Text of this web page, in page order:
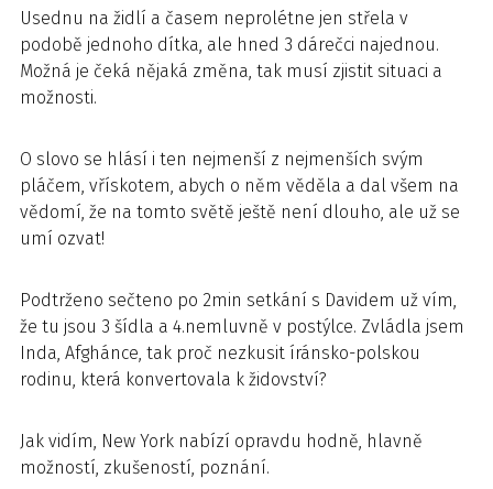
Usednu na židlí a časem neprolétne jen střela v
podobě jednoho dítka, ale hned 3 dárečci najednou.
Možná je čeká nějaká změna, tak musí zjistit situaci a
možnosti.
O slovo se hlásí i ten nejmenší z nejmenších svým
pláčem, vřískotem, abych o něm věděla a dal všem na
vědomí, že na tomto světě ještě není dlouho, ale už se
umí ozvat!
Podtrženo sečteno po 2min setkání s Davidem už vím,
že tu jsou 3 šídla a 4.nemluvně v postýlce. Zvládla jsem
Inda, Afghánce, tak proč nezkusit íránsko-polskou
rodinu, která konvertovala k židovství?
Jak vidím, New York nabízí opravdu hodně, hlavně
možností, zkušeností, poznání.